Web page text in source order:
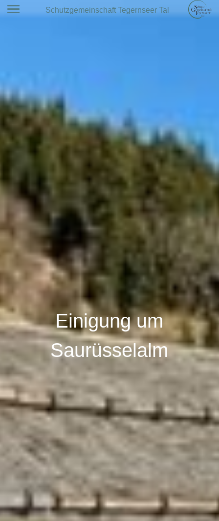
Einigung um
Saurüsselalm
Schutzgemeinschaft Tegernseer Tal